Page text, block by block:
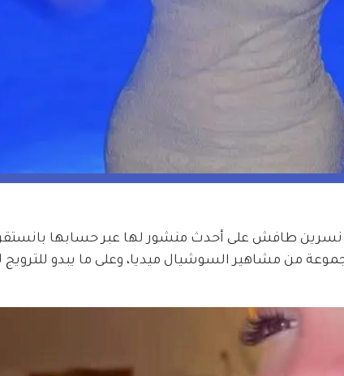
نسرين طافش على أحدث منشور لها عبر حسابها
من مشاهير السوشيال ميديا، وعلى ما يبدو للترويج